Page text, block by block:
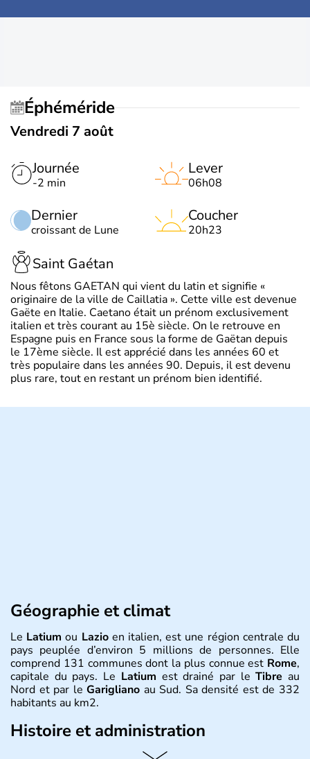
Éphéméride
Vendredi 7 août
Journée
-2 min
Dernier
croissant de Lune
Lever
06h08
Coucher
20h23
Saint Gaétan
Nous fêtons GAETAN qui vient du latin et signifie «
originaire de la ville de Caillatia ». Cette ville est devenue
Gaëte en Italie. Caetano était un prénom exclusivement
italien et très courant au 15è siècle. On le retrouve en
Espagne puis en France sous la forme de Gaëtan depuis
le 17ème siècle. Il est apprécié dans les années 60 et
très populaire dans les années 90. Depuis, il est devenu
plus rare, tout en restant un prénom bien identifié.
Géographie et climat
Le Latium ou Lazioen italien, est une région centrale du
pays peuplée d’environ 5 millions de personnes. Elle
comprend 131 communes dont la plus connue est Rome,
capitale du pays. Le Latium est drainé par leTibre au
Nord et par le Garigliano au Sud. Sa densité est de 332
habitants au km2.
Histoire et administration